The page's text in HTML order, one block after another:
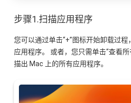
步骤1.扫描应用程序
您可以通过单击“+”图标开始卸载过
应用程序。 或者，您只需单击“查看
描出 Mac 上的所有应用程序。